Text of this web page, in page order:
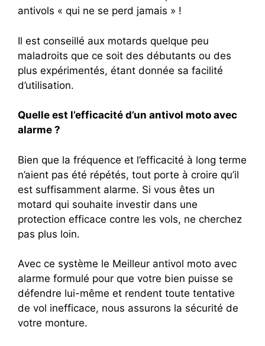
antivols « qui ne se perd jamais » !
Il est conseillé aux motards quelque peu
maladroits que ce soit des débutants ou des
plus expérimentés, étant donnée sa facilité
d’utilisation.
Quelle est l’efficacité d’un antivol moto avec
alarme ?
Bien que la fréquence et l’efficacité à long terme
n’aient pas été répétés, tout porte à croire qu’il
est suffisamment alarme. Si vous êtes un
motard qui souhaite investir dans une
protection efficace contre les vols, ne cherchez
pas plus loin.
Avec ce système le Meilleur antivol moto avec
alarme formulé pour que votre bien puisse se
défendre lui-même et rendent toute tentative
de vol inefficace, nous assurons la sécurité de
votre monture.